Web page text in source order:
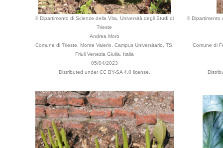
© Dipartimento di Scienze della Vita, Università degli Studi di
Trieste
Andrea Moro
Comune di Trieste, Monte Valerio, Campus Universitario, TS,
Friuli Venezia Giulia, Italia
05/04/2023
Distributed under CC BY-SA 4.0 license.
© Dipartimento
Comune di